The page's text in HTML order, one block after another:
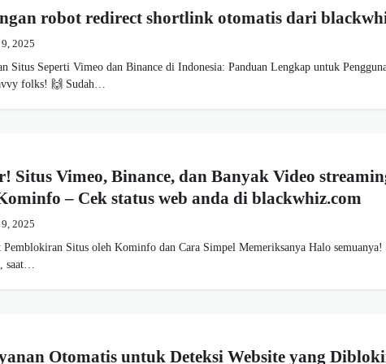
robot redirect shortlink otomatis dari
2025
Situs Seperti Vimeo dan Binance di Indonesia: Panduan Lengkap untuk
folks! 🙌 Sudah…
Situs Vimeo, Binance, dan Banyak Video
– Cek status web anda di blackwhiz.com
2025
Situs oleh Kominfo dan Cara Simpel Memeriksanya Halo
saat…
Otomatis untuk Deteksi Website yang